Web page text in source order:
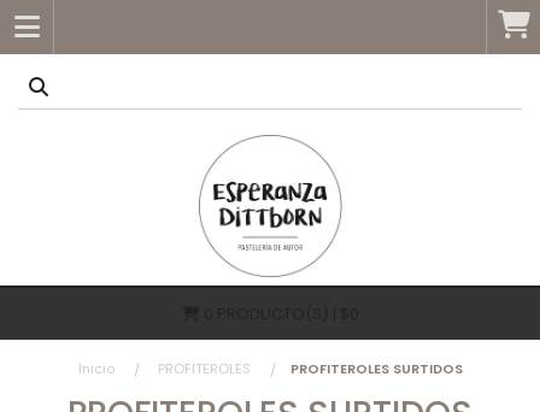
Inicio PROFITEROLES PROFITEROLES SURTIDOS